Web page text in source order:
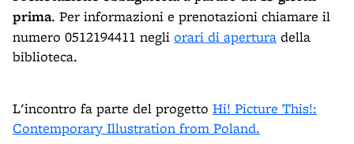
prima. Per informazioni e prenotazioni chiamare il
numero 0512194411 negli orari di apertura della
biblioteca.
L'incontro fa parte del progetto Hi! Picture This!:
Contemporary Illustration from Poland.